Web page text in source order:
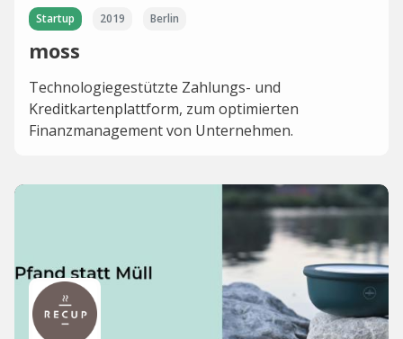
Startup 2019 Berlin
moss
Technologiegestützte Zahlungs- und
Kreditkartenplattform, zum optimierten
Finanzmanagement von Unternehmen.